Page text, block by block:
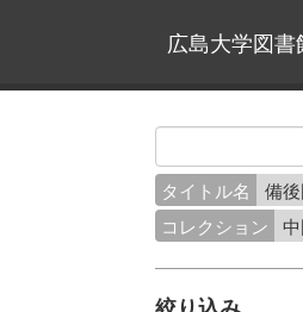
広島大学図
タイトル名
備
コレクション